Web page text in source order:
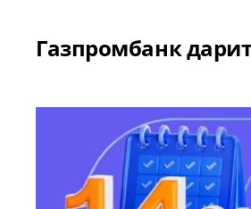
Газпромбанк